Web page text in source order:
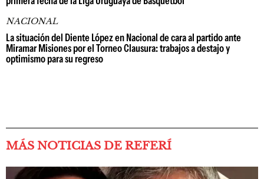
NACIONAL
La situación del Diente López en Nacional de cara al partido ante
Miramar Misiones por el Torneo Clausura: trabajos a destajo y
optimismo para su regreso
MÁS NOTICIAS DE REFERÍ